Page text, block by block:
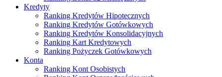
Kredyty
Ranking Kredytów Hipotecznych
Ranking Kredytów Gotówkowych
Ranking Kredytów Konsolidacyjnych
Ranking Kart Kredytowych
Ranking Pożyczek Gotówkowych
Konta
Ranking Kont Osobistych